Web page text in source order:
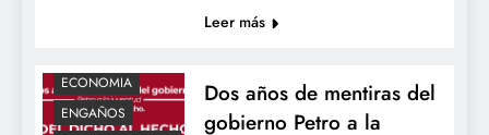
Leer más
ECONOMIA
ENGAÑOS
Dos años de mentiras del
gobierno Petro a la